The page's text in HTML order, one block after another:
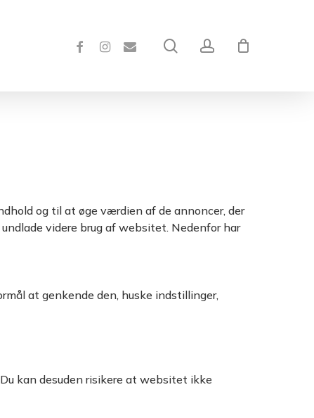
FACEBOOKINSTAGRAM
EMAIL searchaccount
og til at øge værdien af de annoncer, der
videre brug af websitet. Nedenfor har
at genkende den, huske indstillinger,
kan desuden risikere at websitet ikke